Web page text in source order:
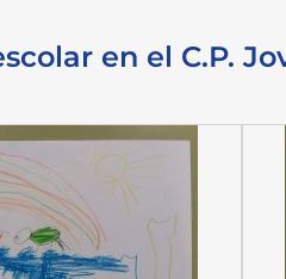
en el C.P.